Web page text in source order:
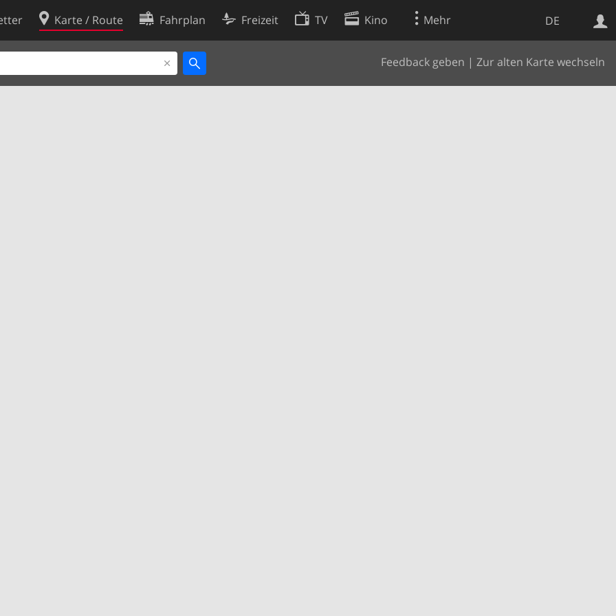
DE
Karte / Route Fahrplan Freizeit TV Kino Mehr
Feedback geben | Zur alten Karte wechseln
Websuche
Cookie-Richtlinie
Cookie-Einstellungen